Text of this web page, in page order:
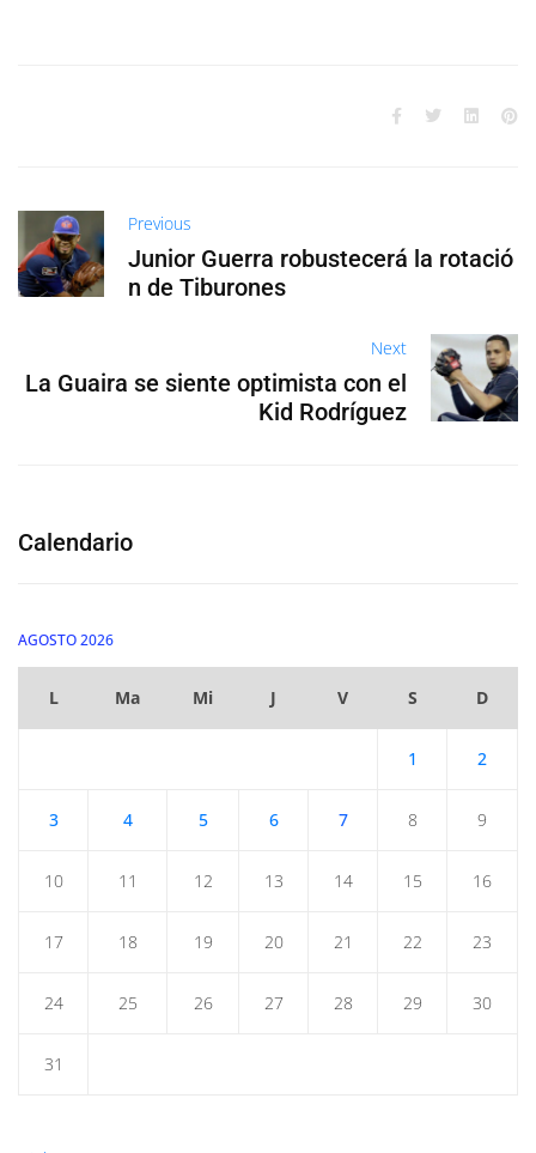
Previous
Junior Guerra robustecerá la rotació
n de Tiburones
Next
La Guaira se siente optimista con el
Kid Rodríguez
Calendario
AGOSTO 2026
L Ma Mi J V S D
1 2
3 4 5 6 7 8 9
10 11 12 13 14 15 16
17 18 19 20 21 22 23
24 25 26 27 28 29 30
31